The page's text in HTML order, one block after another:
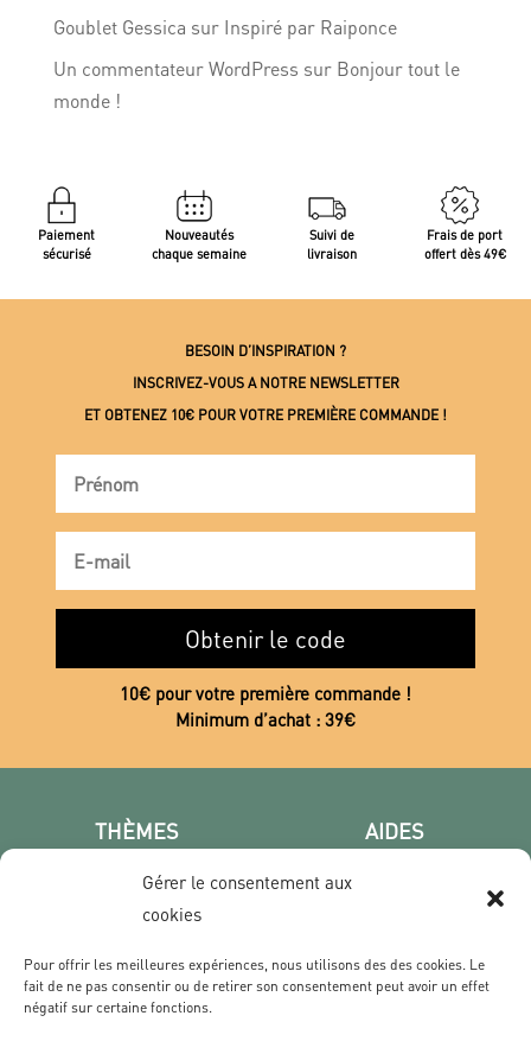
Gérer le consentement aux
cookies
Pour offrir les meilleures expériences, nous utilisons des des cookies. Le
fait de ne pas consentir ou de retirer son consentement peut avoir un effet
négatif sur certaine fonctions.
Goublet Gessica sur Inspiré par Raiponce
Un commentateur WordPress sur Bonjour tout le
monde !
Paiement
sécurisé
Nouveautés
chaque semaine
Suivi de
livraison
Frais de port
offert dès 49€
BESOIN D’INSPIRATION ?
INSCRIVEZ-VOUS A NOTRE NEWSLETTER
ET OBTENEZ 10€ POUR VOTRE PREMIÈRE COMMANDE !
Obtenir le code
10€ pour votre première commande !
Minimum d’achat : 39€
THÈMES
Poster photo
Les villes
Film & Série
AIDES